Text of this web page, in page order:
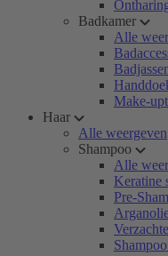
Badkamer
Alle
Make-
Haar
Alle weergeven
Shampoo
Alle
Keratine
Pre-